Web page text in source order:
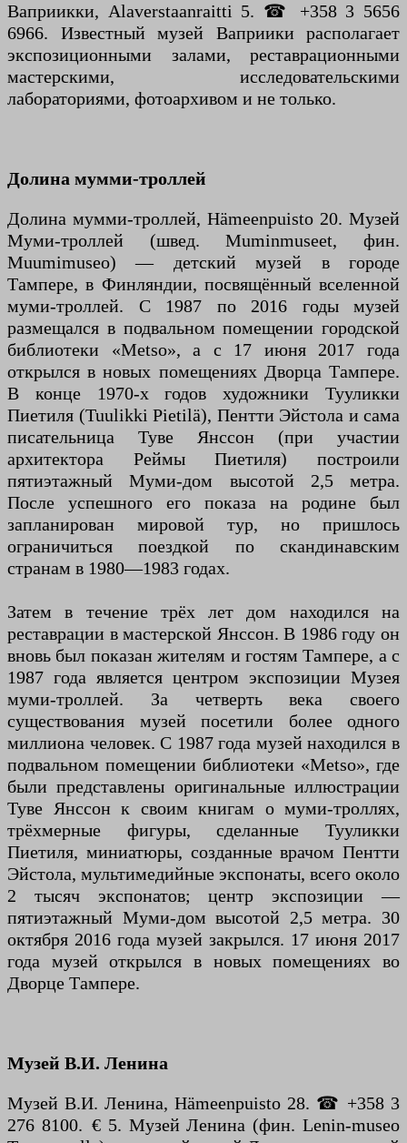
Ваприикки, Alaverstaanraitti 5. ☎ +358 3 5656
6966. Известный музей Ваприики располагает
экспозиционными залами, реставрационными
мастерскими, исследовательскими
лабораториями, фотоархивом и не только.
Долина мумми-троллей
Долина мумми-троллей, Hämeenpuisto 20. Музей
Муми-троллей (швед. Muminmuseet, фин.
Muumimuseo) — детский музей в городе
Тампере, в Финляндии, посвящённый вселенной
муми-троллей. С 1987 по 2016 годы музей
размещался в подвальном помещении городской
библиотеки «Metso», а с 17 июня 2017 года
открылся в новых помещениях Дворца Тампере.
В конце 1970-х годов художники Тууликки
Пиетиля (Tuulikki Pietilä), Пентти Эйстола и сама
писательница Туве Янссон (при участии
архитектора Реймы Пиетиля) построили
пятиэтажный Муми-дом высотой 2,5 метра.
После успешного его показа на родине был
запланирован мировой тур, но пришлось
ограничиться поездкой по скандинавским
странам в 1980—1983 годах.
Затем в течение трёх лет дом находился на
реставрации в мастерской Янссон. В 1986 году он
вновь был показан жителям и гостям Тампере, а с
1987 года является центром экспозиции Музея
муми-троллей. За четверть века своего
существования музей посетили более одного
миллиона человек. С 1987 года музей находился в
подвальном помещении библиотеки «Metso», где
были представлены оригинальные иллюстрации
Туве Янссон к своим книгам о муми-троллях,
трёхмерные фигуры, сделанные Тууликки
Пиетиля, миниатюры, созданные врачом Пентти
Эйстола, мультимедийные экспонаты, всего около
2 тысяч экспонатов; центр экспозиции —
пятиэтажный Муми-дом высотой 2,5 метра. 30
октября 2016 года музей закрылся. 17 июня 2017
года музей открылся в новых помещениях во
Дворце Тампере.
Музей В.И. Ленина
Музей В.И. Ленина, Hämeenpuisto 28. ☎ +358 3
276 8100. € 5. Музей Ленина (фин. Lenin-museo